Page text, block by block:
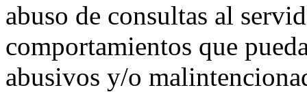
abuso de consultas al
comportamientos que
abusivos y/o